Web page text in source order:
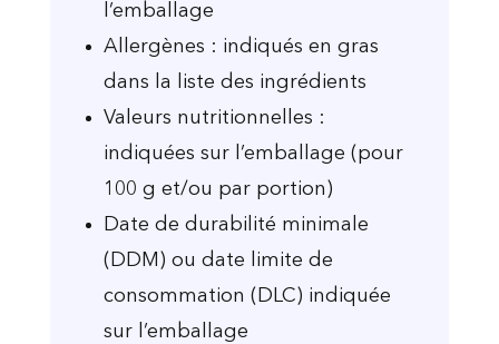
l’emballage
Allergènes : indiqués en gras
dans la liste des ingrédients
Valeurs nutritionnelles :
indiquées sur l’emballage (pour
100 g et/ou par portion)
Date de durabilité minimale
(DDM) ou date limite de
consommation (DLC) indiquée
sur l’emballage